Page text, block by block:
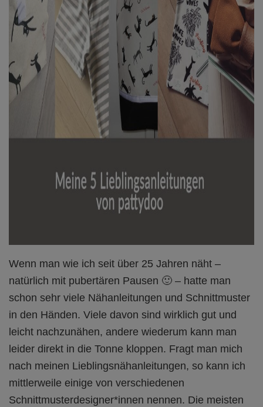
Wenn man wie ich seit über 25 Jahren näht –
natürlich mit pubertären Pausen 🙂 – hatte man
schon sehr viele Nähanleitungen und Schnittmuster
in den Händen. Viele davon sind wirklich gut und
leicht nachzunähen, andere wiederum kann man
leider direkt in die Tonne kloppen. Fragt man mich
nach meinen Lieblingsnähanleitungen, so kann ich
mittlerweile einige von verschiedenen
Schnittmusterdesigner*innen nennen. Die meisten